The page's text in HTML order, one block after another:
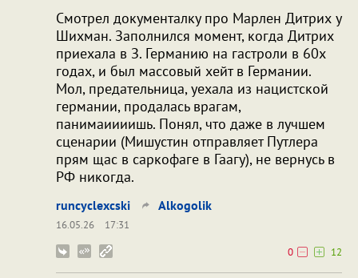
Смотрел документалку про Марлен Дитрих у
Шихман. Заполнился момент, когда Дитрих
приехала в З. Германию на гастроли в 60х
годах, и был массовый хейт в Германии.
Mол, предательница, уехала из нациcтской
германии, продалась врагам,
панимаиииишь. Понял, что даже в лучшем
сценарии (Мишустин отправляет Путлерa
прям щас в саркофаге в Гаагу), не вернусь в
РФ никогда.
runcyclexcski Alkogolik
16.05.26
17:31
0
12